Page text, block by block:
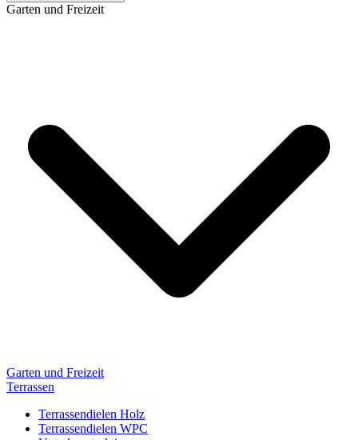
Garten und Freizeit
Garten und Freizeit
Terrassen
Terrassendielen Holz
Terrassendielen WPC